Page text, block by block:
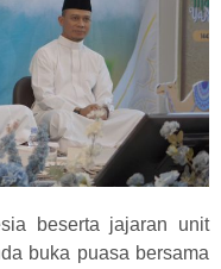
beserta jajaran unit
buka puasa bersama